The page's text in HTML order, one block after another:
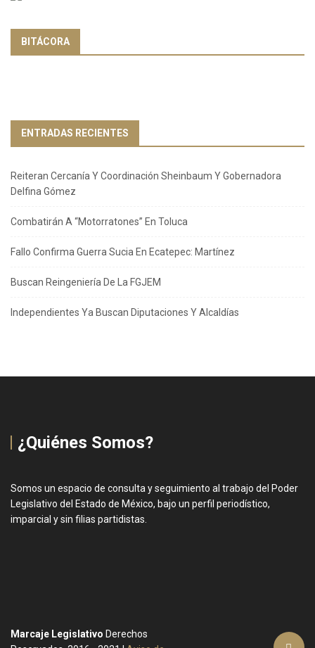
BITÁCORA
ENTRADAS RECIENTES
Reiteran Cercanía Y Coordinación Sheinbaum Y Gobernadora
Delfina Gómez
Combatirán A “Motorratones” En Toluca
Fallo Confirma Guerra Sucia En Ecatepec: Martínez
Buscan Reingeniería De La FGJEM
Independientes Ya Buscan Diputaciones Y Alcaldías
¿Quiénes Somos?
Somos un espacio de consulta y seguimiento al trabajo del Poder
Legislativo del Estado de México, bajo un perfil periodístico,
imparcial y sin filias partidistas.
Marcaje Legislativo Derechos